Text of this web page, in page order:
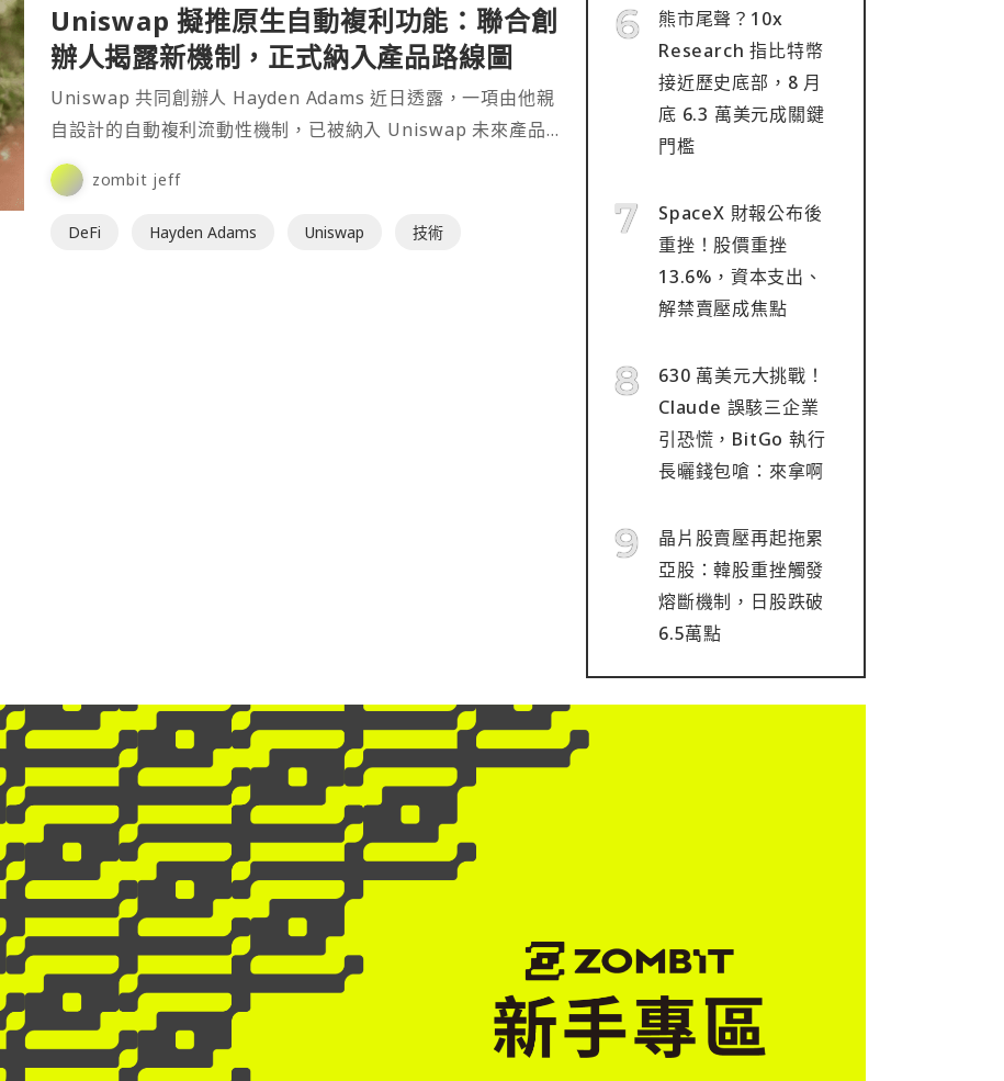
Uniswap 擬推原生自動複利功能：聯合創
辦人揭露新機制，正式納入產品路線圖
Uniswap 共同創辦人 Hayden Adams 近日透露，一項由他親
自設計的自動複利流動性機制，已被納入 Uniswap 未來產品
路線圖，未來有望應用於一般 Uniswap 流動性部位，讓 LP
無須手動提領及再投入手續費，即可實現收益自動複利。⋯
zombit jeff
DeFi Hayden Adams Uniswap 技術
熊市尾聲？10x
Research 指比特幣
接近歷史底部，8 月
底 6.3 萬美元成關鍵
門檻
SpaceX 財報公布後
重挫！股價重挫
13.6%，資本支出、
解禁賣壓成焦點
630 萬美元大挑戰！
Claude 誤駭三企業
引恐慌，BitGo 執行
長曬錢包嗆：來拿啊
晶片股賣壓再起拖累
亞股：韓股重挫觸發
熔斷機制，日股跌破
6.5萬點